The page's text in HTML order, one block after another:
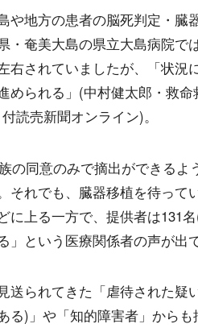
や地方の患者の脳死判定・臓
・奄美大島の県立大島病院で
右されていましたが、「状況
められる」(中村健太郎・救
読売新聞オンライン)。
同意のみで摘出ができるよ
それでも、臓器移植を待って
上る一方で、提供者は131名
という医療関係者の声が出
送られてきた「虐待された疑
る)」や「知的障害者」から